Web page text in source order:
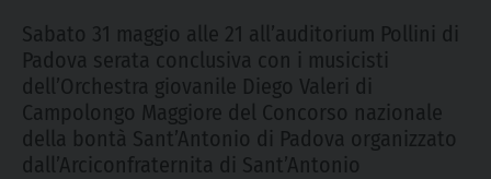
Sabato 31 maggio alle 21 all’auditorium Pollini di
Padova serata conclusiva con i musicisti
dell’Orchestra giovanile Diego Valeri di
Campolongo Maggiore del Concorso nazionale
della bontà Sant’Antonio di Padova organizzato
dall’Arciconfraternita di Sant’Antonio